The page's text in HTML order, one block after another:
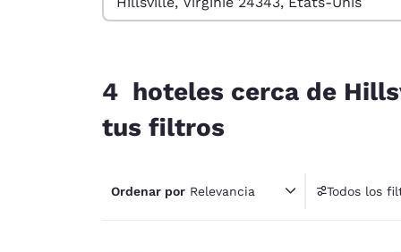
Región y
América
América
4 hoteles cerca de
tus filtros
Ordenar por Relevancia Todos los
1